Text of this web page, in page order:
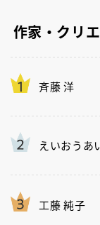
作家・クリ
斉藤 洋
えいおうあ
工藤 純子